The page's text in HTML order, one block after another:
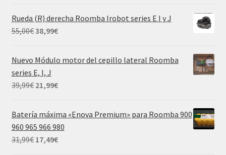
original
era:
actual
es:
Rueda (R) derecha Roomba Irobot series E I y J
55,00€El
original
era:
55,00€.
38,99€El
actual
38,99€.
Nuevo Módulo motor del cepillo lateral Roomba
series E, I, J
39,99€ El
original
era:
39,99€.
21,99€El
actual
es:
21,99€.
Batería máxima «Enova Premium» para Roomba 900
960 965 966 980
31,99€ El
17,49€El